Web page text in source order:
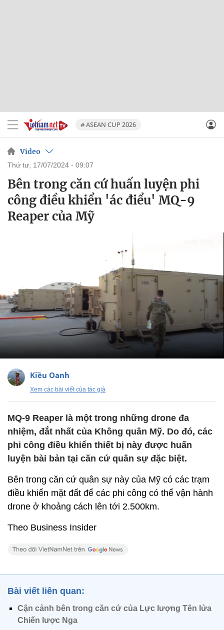
# ASEAN CUP 2026
Video
thứ tư, 17/07/2024 - 09:07
Bên trong căn cứ huấn luyện phi
công điều khiển 'ác điểu' MQ-9
Reaper của Mỹ
Kiều Oanh
Xem các bài viết của tác giả
MQ-9 Reaper là một trong những drone đa
nhiệm, đắt nhất của Không quân Mỹ. Do đó, các
phi công điều khiển thiết bị này được huấn
luyện bài bản tại căn cứ quân sự đặc biệt.
Bên trong căn cứ quân sự này của Mỹ có các trạm
điều khiển mặt đất để các phi công có thể vận hành
drone ở khoảng cách lên tới 2.500km.
Theo Business Insider
Bài viết liên quan:
Cận cảnh bên trong căn cứ của Lực lượng Tên lửa
Chiến lược Nga